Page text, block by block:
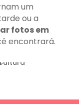
um
ou a
fotos em
encontrará.